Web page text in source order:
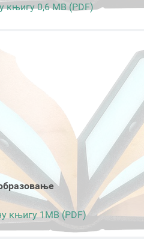
књигу 0,6 MB (PDF)
књигу 1MB (PDF)